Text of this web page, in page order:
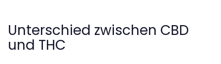
Unterschied zwischen CBD
und THC